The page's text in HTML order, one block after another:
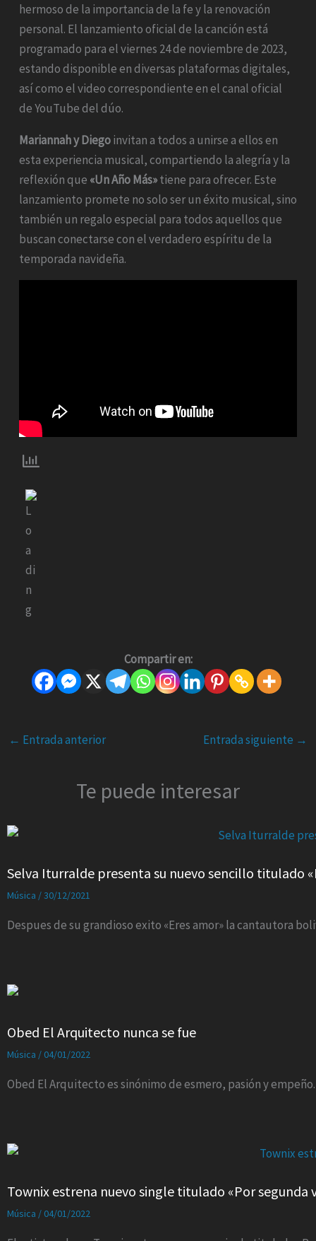
hermoso de la importancia de la fe y la renovación
personal. El lanzamiento oficial de la canción está
programado para el viernes 24 de noviembre de 2023,
estando disponible en diversas plataformas digitales,
así como el video correspondiente en el canal oficial
de YouTube del dúo.
Mariannah y Diegoinvitan a todos a unirse a ellos en
esta experiencia musical, compartiendo la alegría y la
reflexión que «Un Año Más»tiene para ofrecer. Este
lanzamiento promete no solo ser un éxito musical, sino
también un regalo especial para todos aquellos que
buscan conectarse con el verdadero espíritu de la
temporada navideña.
Compartir en:
← Entrada anterior Entrada siguiente →
Te puede interesar
Selva Iturralde presenta su nuevo sencillo titulado
Música /30/12/2021
Despues de su grandioso exito «Eres amor» la cantautora
Obed El Arquitecto nunca se fue
Música / 04/01/2022
Obed El Arquitecto es sinónimo de esmero, pasión y
Townix estrena nuevo single titulado «Por segunda
Música / 04/01/2022